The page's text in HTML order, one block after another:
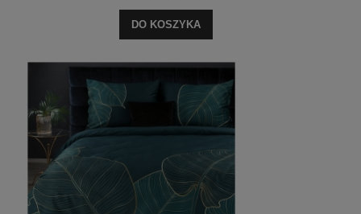
DO KOSZYKA